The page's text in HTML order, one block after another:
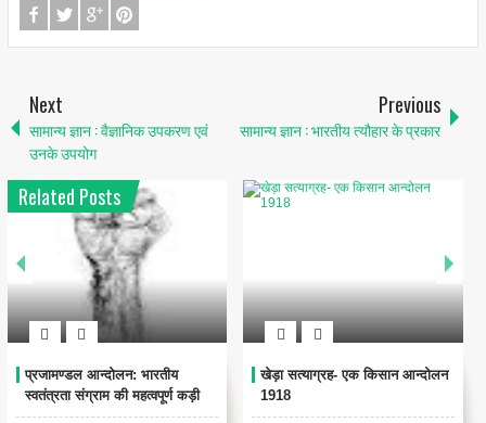
Next
सामान्य ज्ञान : वैज्ञानिक उपकरण एवं
उनके उपयोग
Previous
सामान्य ज्ञान : भारतीय त्यौहार के प्रकार
Related Posts
होमरूल लीग की गठन कहा ,क्यों किया
गया था ?
द्वैध प्रशासनिक प्रणाली क्या है ?-
नियम